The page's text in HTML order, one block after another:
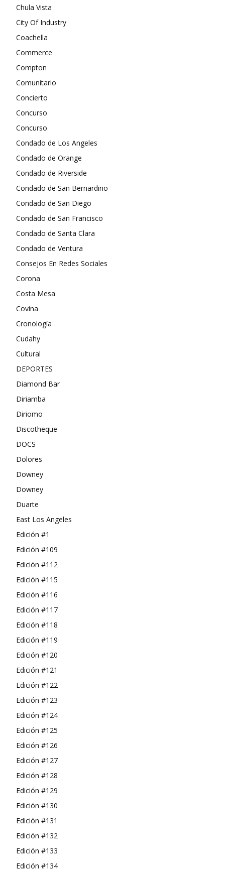
Chula Vista
City Of Industry
Coachella
Commerce
Compton
Comunitario
Concierto
Concurso
Concurso
Condado de Los Angeles
Condado de Orange
Condado de Riverside
Condado de San Bernardino
Condado de San Diego
Condado de San Francisco
Condado de Santa Clara
Condado de Ventura
Consejos En Redes Sociales
Corona
Costa Mesa
Covina
Cronología
Cudahy
Cultural
DEPORTES
Diamond Bar
Diriamba
Diriomo
Discotheque
DOCS
Dolores
Downey
Downey
Duarte
East Los Angeles
Edición #1
Edición #109
Edición #112
Edición #115
Edición #116
Edición #117
Edición #118
Edición #119
Edición #120
Edición #121
Edición #122
Edición #123
Edición #124
Edición #125
Edición #126
Edición #127
Edición #128
Edición #129
Edición #130
Edición #131
Edición #132
Edición #133
Edición #134